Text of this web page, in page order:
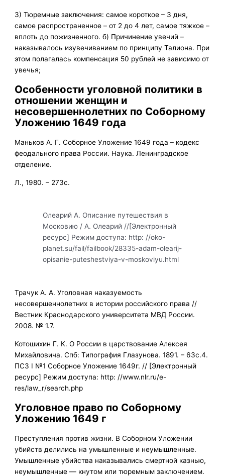
3) Тюремные заключения: самое короткое – 3 дня,
самое распространенное – от 2 до 4 лет, самое тяжкое –
вплоть до пожизненного. б) Причинение увечий –
наказывалось изувечиванием по принципу Талиона. При
этом полагалась компенсация 50 рублей не зависимо от
увечья;
Особенности уголовной политики в
отношении женщин и
несовершеннолетних по Соборному
Уложению 1649 года
Маньков А. Г. Соборное Уложение 1649 года – кодекс
феодального права России. Наука. Ленинградское
отделение.
Л., 1980. – 273с.
Олеарий А. Описание путешествия в
Московию / А. Олеарий //[Электронный
ресурс] Режим доступа: http: //oko-
planet.su/fail/failbook/28335-adam-olearij-
opisanie-puteshestviya-v-moskoviyu.html
Трачук А. А. Уголовная наказуемость
несовершеннолетних в истории российского права //
Вестник Краснодарского университета МВД России.
2008. № 1.7.
Котошихин Г. К. О России в царствование Алексея
Михайловича. Спб: Типография Глазунова. 1891. – 63с.4.
ПСЗ I №1 Соборное Уложение 1649г. // [Электронный
ресурс] Режим доступа: http: //www.nlr.ru/e-
res/law_r/search.php
Уголовное право по Соборному
Уложению 1649 г
Преступления против жизни. В Соборном Уложении
убийств делились на умышленные и неумышленные.
Умышленные убийства наказывались смертной казнью,
неумышленные — кнутом или тюремным заключением.